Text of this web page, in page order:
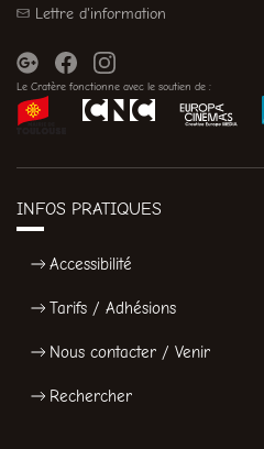
Lettre d'information
Le Cratère fonctionne avec le soutien de :
INFOS PRATIQUES
Accessibilité
Tarifs / Adhésions
Nous contacter / Venir
Rechercher